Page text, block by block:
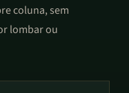
coluna, sem
lombar ou